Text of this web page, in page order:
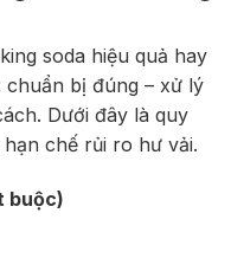
soda hiệu quả hay
bị đúng – xử lý
Dưới đây là quy
chế rủi ro hư vải.
buộc)